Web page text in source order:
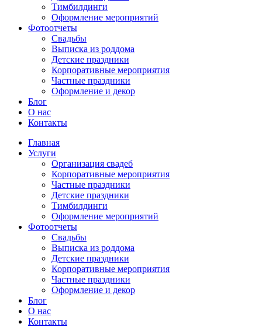
Тимбилдинги
Оформление мероприятий
Фотоотчеты
Cвадьбы
Выписка из роддома
Детские праздники
Корпоративные мероприятия
Частные праздники
Оформление и декор
Блог
О нас
Контакты
Главная
Услуги
Организация свадеб
Корпоративные мероприятия
Частные праздники
Детские праздники
Тимбилдинги
Оформление мероприятий
Фотоотчеты
Cвадьбы
Выписка из роддома
Детские праздники
Корпоративные мероприятия
Частные праздники
Оформление и декор
Блог
О нас
Контакты